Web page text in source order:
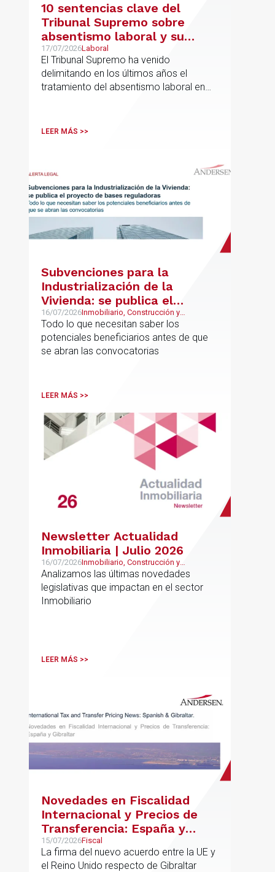
10 sentencias clave del
Tribunal Supremo sobre
absentismo laboral y su
incidencia en el salario
17/07/2026Laboral
El Tribunal Supremo ha venido
delimitando en los últimos años el
tratamiento del absentismo laboral en
asistencia, complementos de
LEER MÁS >>
Subvenciones para la
Industrialización de la
Vivienda: se publica el
proyecto de bases
reguladoras
16/07/2026Inmobiliario, Construcción y
Urbanismo
Todo lo que necesitan saber los
potenciales beneficiarios antes de que
se abran las convocatorias
LEER MÁS >>
Newsletter Actualidad
Inmobiliaria | Julio 2026
16/07/2026Inmobiliario, Construcción y
Urbanismo
Analizamos las últimas novedades
legislativas que impactan en el sector
Inmobiliario
LEER MÁS >>
Novedades en Fiscalidad
Internacional y Precios de
Transferencia: España y
Gibraltar
15/07/2026Fiscal
La firma del nuevo acuerdo entre la UE y
el Reino Unido respecto de Gibraltar